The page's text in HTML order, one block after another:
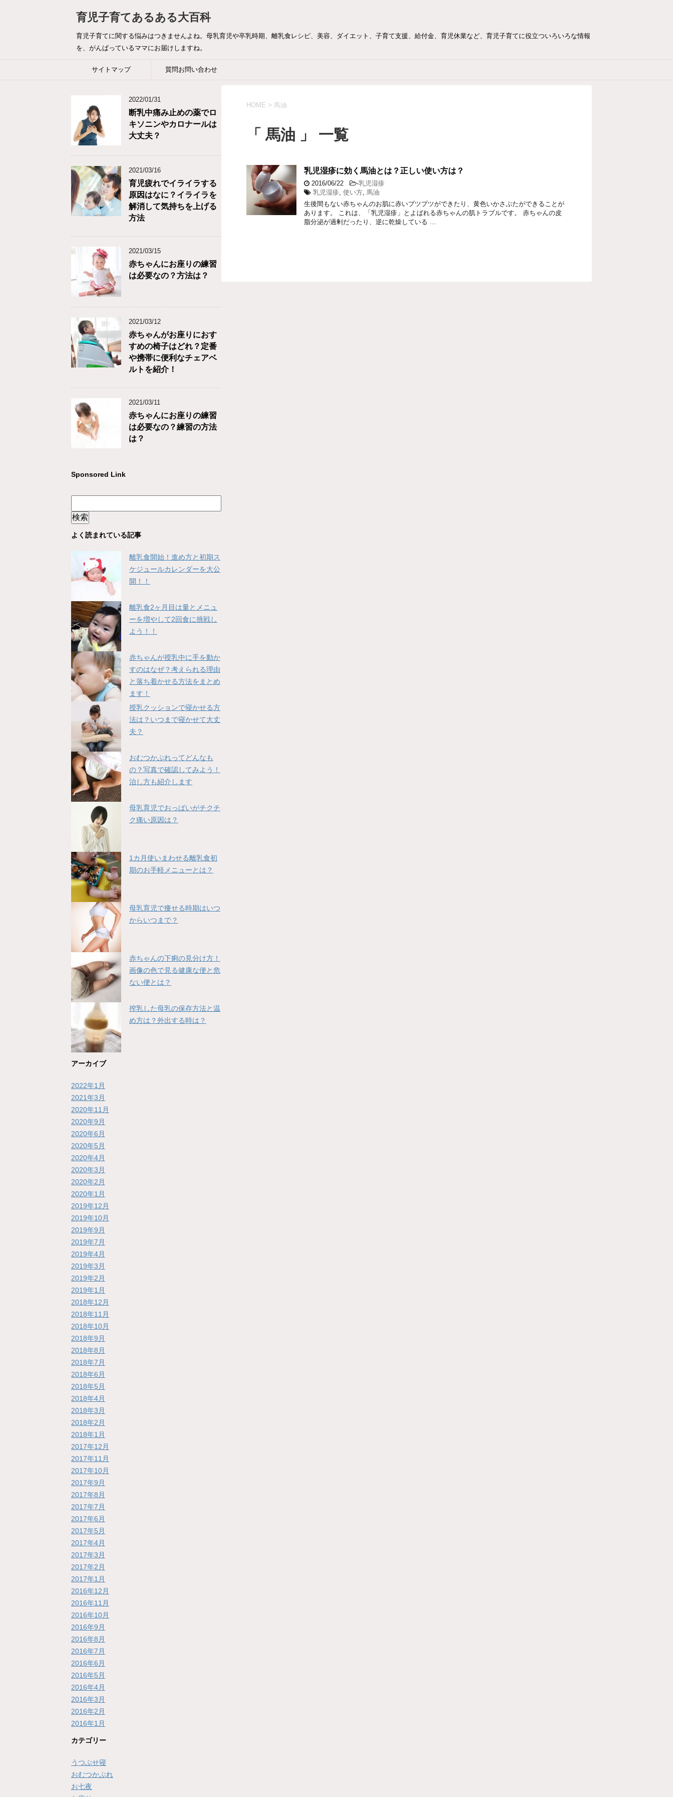
育児子育てあるある大百科
育児子育てに関する悩みはつきませんよね。母乳育児や卒乳時期、離乳食レシピ、美容、ダイエット、子育て支援、給付金、育児休業など、育児子育てに役立ついろいろな情報
を、がんばっているママにお届けしますね。
サイトマップ 質問お問い合わせ
HOME > 馬油
「 馬油 」 一覧
乳児湿疹に効く馬油とは？正しい使い方は？
2016/06/22 -乳児湿疹
乳児湿疹, 使い方, 馬油
生後間もない赤ちゃんのお肌に赤いプツプツができたり、黄色いかさぶたができることが
あります。 これは、「乳児湿疹」とよばれる赤ちゃんの肌トラブルです。 赤ちゃんの皮
脂分泌が過剰だったり、逆に乾燥している …
2022/01/31
断乳中痛み止めの薬でロ
キソニンやカロナールは
大丈夫？
2021/03/16
育児疲れでイライラする
原因はなに？イライラを
解消して気持ちを上げる
方法
2021/03/15
赤ちゃんにお座りの練習
は必要なの？方法は？
2021/03/12
赤ちゃんがお座りにおす
すめの椅子はどれ？定番
や携帯に便利なチェアベ
ルトを紹介！
2021/03/11
赤ちゃんにお座りの練習
は必要なの？練習の方法
は？
Sponsored Link
よく読まれている記事
離乳食開始！進め方と初期ス
ケジュールカレンダーを大公
開！！
離乳食2ヶ月目は量とメニュ
ーを増やして2回食に挑戦し
よう！！
赤ちゃんが授乳中に手を動か
すのはなぜ？考えられる理由
と落ち着かせる方法をまとめ
ます！
授乳クッションで寝かせる方
法は？いつまで寝かせて大丈
夫？
おむつかぶれってどんなも
の？写真で確認してみよう！
治し方も紹介します
母乳育児でおっぱいがチクチ
ク痛い原因は？
1カ月使いまわせる離乳食初
期のお手軽メニューとは？
母乳育児で痩せる時期はいつ
からいつまで？
赤ちゃんの下痢の見分け方！
画像の色で見る健康な便と危
ない便とは？
搾乳した母乳の保存方法と温
め方は？外出する時は？
アーカイブ
2022年1月
2021年3月
2020年11月
2020年9月
2020年6月
2020年5月
2020年4月
2020年3月
2020年2月
2020年1月
2019年12月
2019年10月
2019年9月
2019年7月
2019年4月
2019年3月
2019年2月
2019年1月
2018年12月
2018年11月
2018年10月
2018年9月
2018年8月
2018年7月
2018年6月
2018年5月
2018年4月
2018年3月
2018年2月
2018年1月
2017年12月
2017年11月
2017年10月
2017年9月
2017年8月
2017年7月
2017年6月
2017年5月
2017年4月
2017年3月
2017年2月
2017年1月
2016年12月
2016年11月
2016年10月
2016年9月
2016年8月
2016年7月
2016年6月
2016年5月
2016年4月
2016年3月
2016年2月
2016年1月
カテゴリー
うつぶせ寝
おむつかぶれ
お七夜